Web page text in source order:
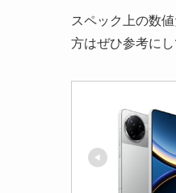
スペック上の数
方はぜひ参考にし